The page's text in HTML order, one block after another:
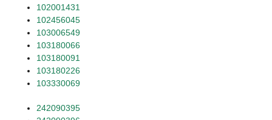
102001431
102456045
103006549
103180066
103180091
103180226
103330069
242090395